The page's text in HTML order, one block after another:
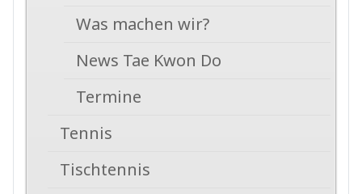
Was machen wir?
News Tae Kwon Do
Termine
Tennis
Tischtennis